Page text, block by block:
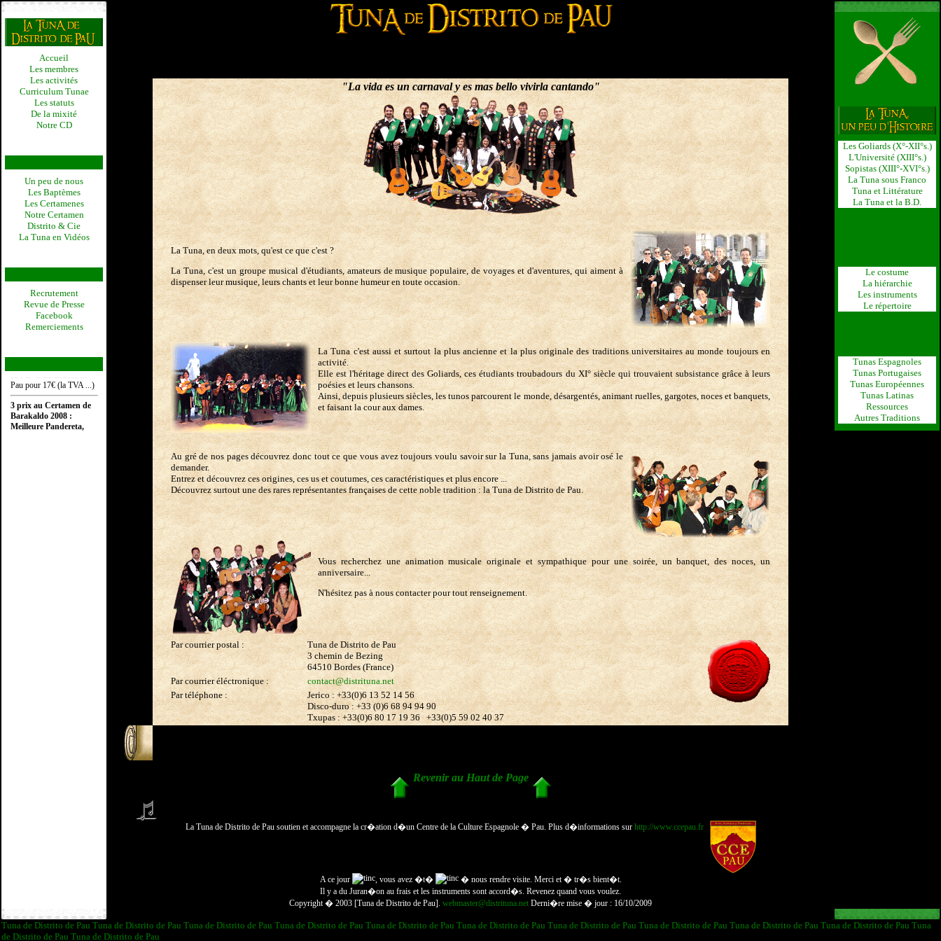
Accueil
Les membres
Les activités
Curriculum Tunae
Les statuts
De la mixité
Notre CD
Un peu de nous
Les Baptèmes
Les Certamenes
Notre Certamen
Distrito & Cie
La Tuna en Vidéos
Recrutement
Revue de Presse
Facebook
Remerciements
Notre CD (12 titres)
"Fantasia Estudiantil"
au Parvis du Leclerc de
Pau pour 17€ (la TVA ...)
3 prix au Certamen de
Barakaldo 2008 :
Meilleure Pandereta,
"La vida es un carnaval y es mas bello vivirla cantando"
La Tuna, en deux mots, qu'est ce que c'est ?
La Tuna, c'est un groupe musical d'étudiants, amateurs de musique populaire, de voyages et d'aventures, qui aiment à
dispenser leur musique, leurs chants et leur bonne humeur en toute occasion.
La Tuna c'est aussi et surtout la plus ancienne et la plus originale des traditions universitaires au monde toujours en
activité.
Elle est l'héritage direct des Goliards, ces étudiants troubadours du XI° siècle qui trouvaient subsistance grâce à leurs
poésies et leurs chansons.
Ainsi, depuis plusieurs siècles, les tunos parcourent le monde, désargentés, animant ruelles, gargotes, noces et banquets,
et faisant la cour aux dames.
Au gré de nos pages découvrez donc tout ce que vous avez toujours voulu savoir sur la Tuna, sans jamais avoir osé le
demander.
Entrez et découvrez ces origines, ces us et coutumes, ces caractéristiques et plus encore ...
Découvrez surtout une des rares représentantes françaises de cette noble tradition : la Tuna de Distrito de Pau.
Vous recherchez une animation musicale originale et sympathique pour une soirée, un banquet, des noces, un
anniversaire...
N'hésitez pas à nous contacter pour tout renseignement.
Par courrier postal :
Tuna de Distrito de Pau
3 chemin de Bezing
64510 Bordes (France)
Par courrier éléctronique :
contact@distrituna.net
Par téléphone :
Jerico : +33(0)6 13 52 14 56
Disco-duro : +33 (0)6 68 94 94 90
Txupas : +33(0)6 80 17 19 36 +33(0)5 59 02 40 37
Revenir au Haut de Page
La Tuna de Distrito de Pau soutien et accompagne la cr�ation d�un Centre de la Culture Espagnole � Pau. Plus d�informations sur http://www.ccepau.fr
A ce jour , vous avez �t�
� nous rendre visite. Merci et � tr�s bient�t.
Il y a du Juran�on au frais et les instruments sont accord�s. Revenez quand vous voulez.
Copyright � 2003 [Tuna de Distrito de Pau]. webmaster@distrituna.net Derni�re mise � jour : 16/10/2009
Les Goliards (X°-XII°s.)
L'Université (XIII°s.)
Sopistas (XIII°-XVI°s.)
La Tuna sous Franco
Tuna et Littérature
La Tuna et la B.D.
Le costume
La hiérarchie
Les instruments
Le répertoire
Tunas Espagnoles
Tunas Portugaises
Tunas Européennes
Tunas Latinas
Ressources
Autres Traditions
Tuna de Distrito de Pau Tuna de Distrito de Pau Tuna de Distrito de Pau Tuna de Distrito de Pau Tuna de Distrito de Pau Tuna de Distrito de Pau Tuna de Distrito de Pau Tuna de Distrito de Pau Tuna de Distrito de Pau Tuna de Distrito de Pau Tuna
de Distrito de Pau Tuna de Distrito de Pau